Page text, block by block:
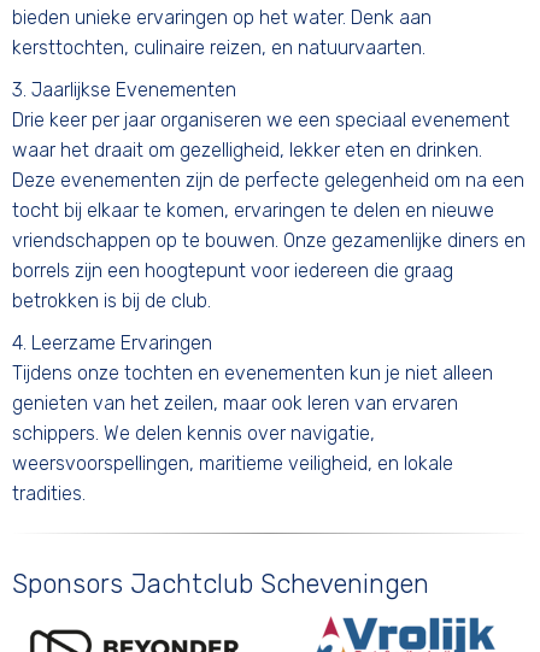
bieden unieke ervaringen op het water. Denk aan
kersttochten, culinaire reizen, en natuurvaarten.
3. Jaarlijkse Evenementen
Drie keer per jaar organiseren we een speciaal evenement
waar het draait om gezelligheid, lekker eten en drinken.
Deze evenementen zijn de perfecte gelegenheid om na een
tocht bij elkaar te komen, ervaringen te delen en nieuwe
vriendschappen op te bouwen. Onze gezamenlijke diners en
borrels zijn een hoogtepunt voor iedereen die graag
betrokken is bij de club.
4. Leerzame Ervaringen
Tijdens onze tochten en evenementen kun je niet alleen
genieten van het zeilen, maar ook leren van ervaren
schippers. We delen kennis over navigatie,
weersvoorspellingen, maritieme veiligheid, en lokale
tradities.
Sponsors Jachtclub Scheveningen